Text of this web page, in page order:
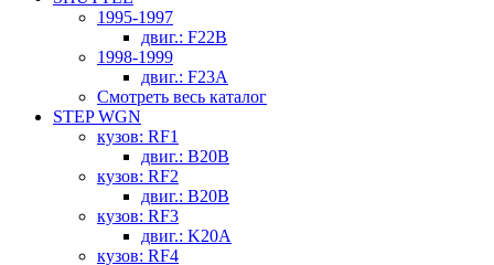
1995-1997
двиг.: F22B
1998-1999
двиг.: F23A
Смотреть весь каталог
STEP WGN
кузов: RF1
двиг.: B20B
кузов: RF2
двиг.: B20B
кузов: RF3
двиг.: K20A
кузов: RF4